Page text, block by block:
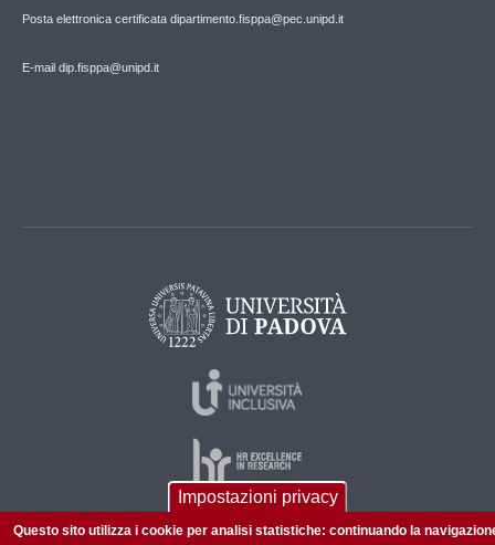
Posta elettronica certificata dipartimento.fisppa@pec.unipd.it
E-mail dip.fisppa@unipd.it
Impostazioni privacy
Questo sito utilizza i cookie per analisi statistiche: continuando la